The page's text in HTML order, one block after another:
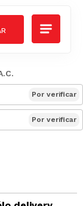
Por verificar
Por verificar